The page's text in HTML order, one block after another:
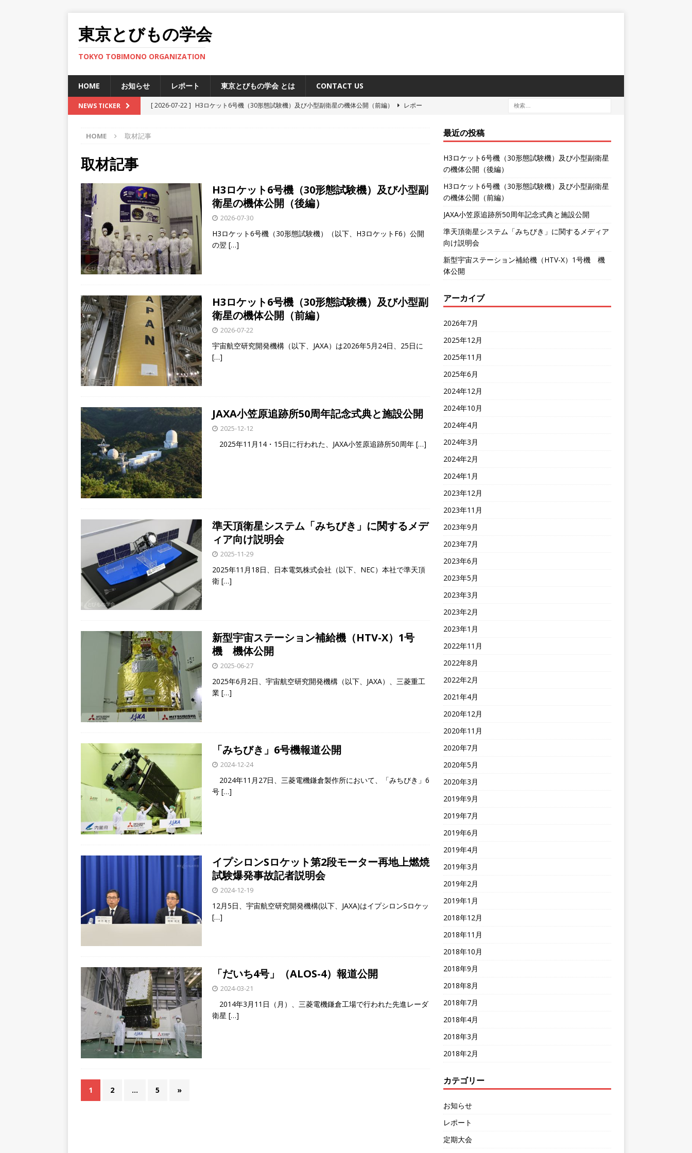
東京とびもの学会
TOKYO TOBIMONO ORGANIZATION
HOME お知らせ レポート 東京とびもの学会 とは CONTACT US
NEWS TICKER [ 2026-07-22 ] H3ロケット6号機（30形態試験機）及び小型副衛星の機体公開（前編）
レポー
[ 2026-07-30 ]
H3ロケット6号機（30形態試験機）及び小型副衛星の機体公開（後編）
レポー
ト
HOME 取材記事
取材記事
H3ロケット6号機（30形態試験機）及び小型副
衛星の機体公開（後編）
2026-07-30
H3ロケット6号機（30形態試験機）（以下、H3ロケットF6）公開
の翌 […]
H3ロケット6号機（30形態試験機）及び小型副
衛星の機体公開（前編）
2026-07-22
宇宙航空研究開発機構（以下、JAXA）は2026年5月24日、25日に
[…]
JAXA小笠原追跡所50周年記念式典と施設公開
2025-12-12
2025年11月14・15日に行われた、JAXA小笠原追跡所50周年 […]
準天頂衛星システム「みちびき」に関するメデ
ィア向け説明会
2025-11-29
2025年11月18日、日本電気株式会社（以下、NEC）本社で準天頂
衛 […]
新型宇宙ステーション補給機（HTV-X）1号
機 機体公開
2025-06-27
2025年6月2日、宇宙航空研究開発機構（以下、JAXA）、三菱重工
業 […]
「みちびき」6号機報道公開
2024-12-24
2024年11月27日、三菱電機鎌倉製作所において、「みちびき」6
号 […]
イプシロンSロケット第2段モーター再地上燃焼
試験爆発事故記者説明会
2024-12-19
12月5日、宇宙航空研究開発機構(以下、JAXA)はイプシロンSロケッ
[…]
「だいち4号」（ALOS-4）報道公開
2024-03-21
2014年3月11日（月）、三菱電機鎌倉工場で行われた先進レーダ
衛星 […]
1 2 … 5 »
最近の投稿
H3ロケット6号機（30形態試験機）及び小型副衛星
の機体公開（後編）
H3ロケット6号機（30形態試験機）及び小型副衛星
の機体公開（前編）
JAXA小笠原追跡所50周年記念式典と施設公開
準天頂衛星システム「みちびき」に関するメディア
向け説明会
新型宇宙ステーション補給機（HTV-X）1号機 機
体公開
アーカイブ
2026年7月
2025年12月
2025年11月
2025年6月
2024年12月
2024年10月
2024年4月
2024年3月
2024年2月
2024年1月
2023年12月
2023年11月
2023年9月
2023年7月
2023年6月
2023年5月
2023年3月
2023年2月
2023年1月
2022年11月
2022年8月
2022年2月
2021年4月
2020年12月
2020年11月
2020年7月
2020年5月
2020年3月
2019年9月
2019年7月
2019年6月
2019年4月
2019年3月
2019年2月
2019年1月
2018年12月
2018年11月
2018年10月
2018年9月
2018年8月
2018年7月
2018年4月
2018年3月
2018年2月
カテゴリー
お知らせ
レポート
定期大会